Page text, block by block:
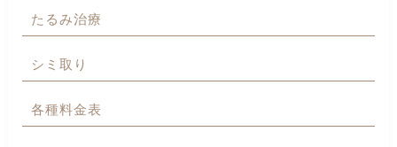
たるみ治療
シミ取り
各種料金表